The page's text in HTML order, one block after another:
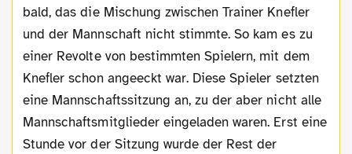
bald, das die Mischung zwischen Trainer Knefler
und der Mannschaft nicht stimmte. So kam es zu
einer Revolte von bestimmten Spielern, mit dem
Knefler schon angeeckt war. Diese Spieler setzten
eine Mannschaftssitzung an, zu der aber nicht alle
Mannschaftsmitglieder eingeladen waren. Erst eine
Stunde vor der Sitzung wurde der Rest der